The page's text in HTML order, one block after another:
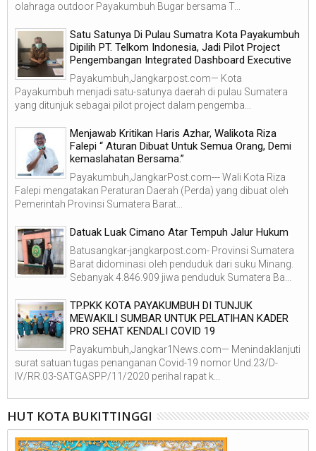
olahraga outdoor Payakumbuh Bugar bersama T...
Satu Satunya Di Pulau Sumatra Kota Payakumbuh
Dipilih PT. Telkom Indonesia, Jadi Pilot Project
Pengembangan Integrated Dashboard Executive
Payakumbuh,Jangkarpost.com— Kota
Payakumbuh menjadi satu-satunya daerah di pulau Sumatera
yang ditunjuk sebagai pilot project dalam pengemba...
Menjawab Kritikan Haris Azhar, Walikota Riza
Falepi “ Aturan Dibuat Untuk Semua Orang, Demi
kemaslahatan Bersama.”
Payakumbuh,JangkarPost.com--- Wali Kota Riza
Falepi mengatakan Peraturan Daerah (Perda) yang dibuat oleh
Pemerintah Provinsi Sumatera Barat...
Datuak Luak Cimano Atar Tempuh Jalur Hukum
Batusangkar-jangkarpost.com- Provinsi Sumatera
Barat didominasi oleh penduduk dari suku Minang.
Sebanyak 4.846.909 jiwa penduduk Sumatera Ba...
TP.PKK KOTA PAYAKUMBUH DI TUNJUK
MEWAKILI SUMBAR UNTUK PELATIHAN KADER
PRO SEHAT KENDALI COVID 19
Payakumbuh,Jangkar1News.com— Menindaklanjuti
surat satuan tugas penanganan Covid-19 nomor Und.23/D-
IV/RR.03-SATGASPP/11/2020 perihal rapat k...
HUT KOTA BUKITTINGGI